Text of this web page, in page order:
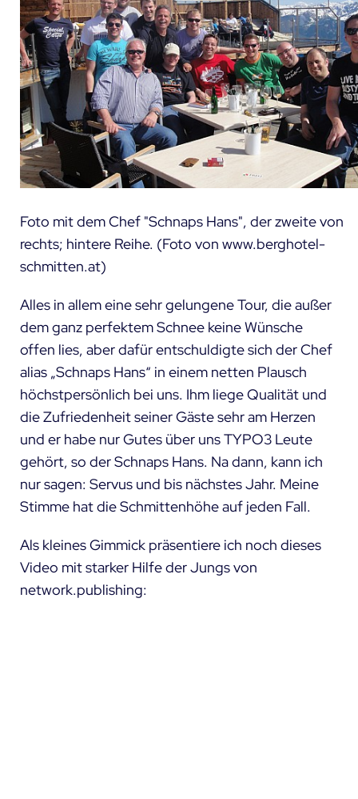
Foto mit dem Chef "Schnaps Hans", der zweite von
rechts; hintere Reihe. (Foto von www.berghotel-
schmitten.at)
Alles in allem eine sehr gelungene Tour, die außer
dem ganz perfektem Schnee keine Wünsche
offen lies, aber dafür entschuldigte sich der Chef
alias „Schnaps Hans“ in einem netten Plausch
höchstpersönlich bei uns. Ihm liege Qualität und
die Zufriedenheit seiner Gäste sehr am Herzen
und er habe nur Gutes über uns TYPO3 Leute
gehört, so der Schnaps Hans. Na dann, kann ich
nur sagen: Servus und bis nächstes Jahr. Meine
Stimme hat die Schmittenhöhe auf jeden Fall.
Als kleines Gimmick präsentiere ich noch dieses
Video mit starker Hilfe der Jungs von
network.publishing: